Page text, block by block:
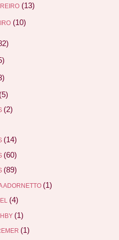
(13)
(10)
(5)
(2)
(14)
(60)
(89)
ADORNETTO (1)
(4)
(1)
(1)